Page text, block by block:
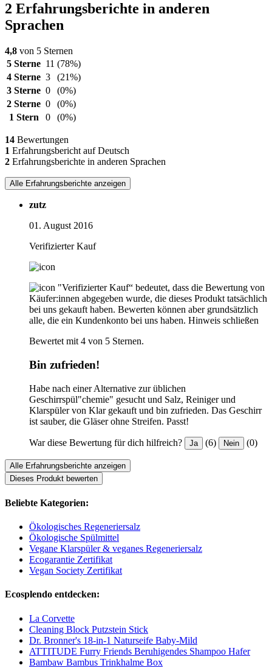
2 Erfahrungsberichte in anderen
Sprachen
4,8 von 5 Sternen
5 Sterne 11 (78%)
4 Sterne 3
(21%)
3 Sterne 0
(0%)
2 Sterne 0
(0%)
1 Stern
0 (0%)
14 Bewertungen
1 Erfahrungsbericht auf Deutsch
2 Erfahrungsberichte in anderen Sprachen
Alle Erfahrungsberichte anzeigen
zutz
01. August 2016
Verifizierter Kauf
"Verifizierter Kauf“ bedeutet, dass die Bewertung von
Käufer:innen abgegeben wurde, die dieses Produkt tatsächlich
bei uns gekauft haben. Bewerten können aber grundsätzlich
alle, die ein Kundenkonto bei uns haben. Hinweis schließen
Bewertet mit 4 von 5 Sternen.
Bin zufrieden!
Habe nach einer Alternative zur üblichen
Geschirrspül"chemie" gesucht und Salz, Reiniger und
Klarspüler von Klar gekauft und bin zufrieden. Das Geschirr
ist sauber, die Gläser ohne Streifen. Passt!
War diese Bewertung für dich hilfreich? Ja (6) Nein (0)
Alle Erfahrungsberichte anzeigen
Dieses Produkt bewerten
Beliebte Kategorien:
Ökologisches Regeneriersalz
Ökologische Spülmittel
Vegane Klarspüler & veganes Regeneriersalz
Ecogarantie Zertifikat
Vegan Society Zertifikat
Ecosplendo entdecken:
La Corvette
Cleaning Block Putzstein Stick
Dr. Bronner's 18-in-1 Naturseife Baby-Mild
ATTITUDE Furry Friends Beruhigendes Shampoo Hafer
Bambaw Bambus Trinkhalme Box